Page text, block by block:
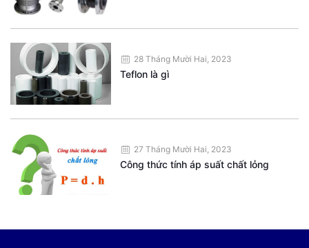
28 Tháng Mười Hai, 2023
Teflon là gì
27 Tháng Mười Hai, 2023
Công thức tính áp suất chất lỏng